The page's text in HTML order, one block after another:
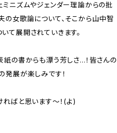
ミニズムやジェンダー理論からの批
の女歌論について、そこから山中智
て展開されていきます。
紙の書からも漂う芳しさ…！皆さんの
発展が楽しみです！
ればと思います〜！(よ)